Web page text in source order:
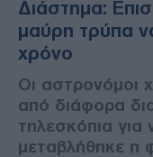
Διάστημα:
μαύρη τρύπα
χρόνο
Οι αστρονόμοι
από διάφορα
τηλεσκόπια
μεταβλήθηκε η